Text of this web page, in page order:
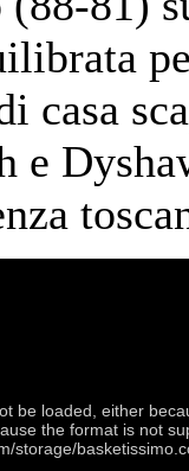
casa
e
be loaded, either
the format is not
storage/